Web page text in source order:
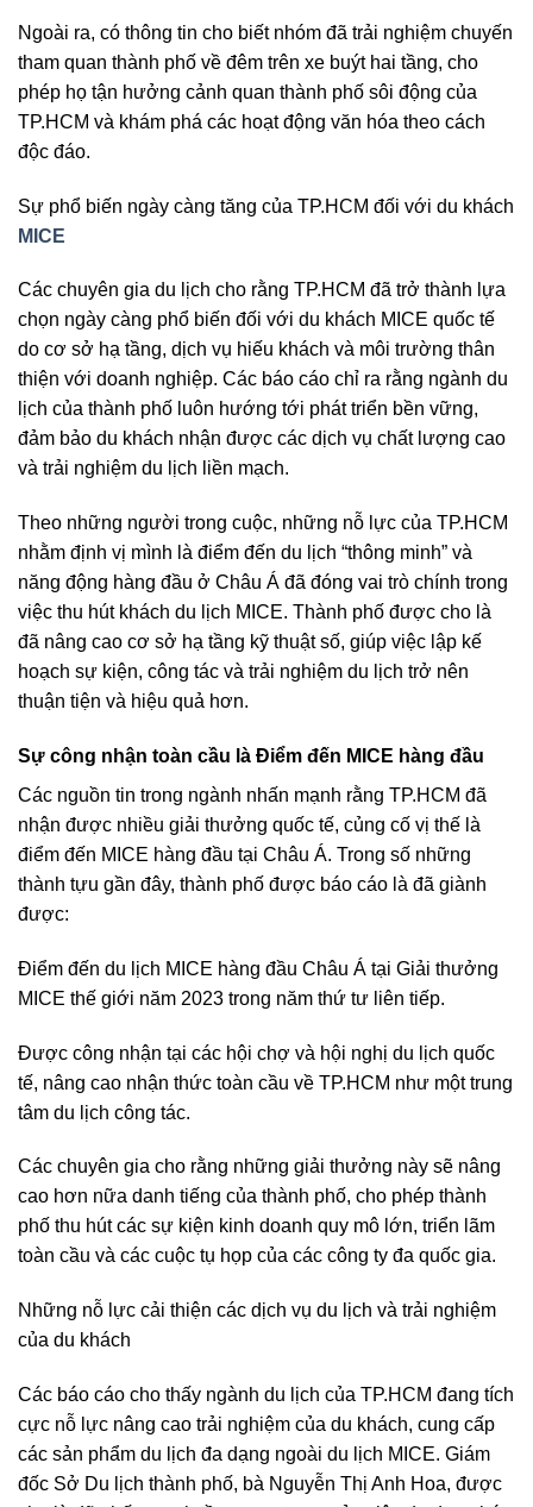
Ngoài ra, có thông tin cho biết nhóm đã trải nghiệm chuyến
tham quan thành phố về đêm trên xe buýt hai tầng, cho
phép họ tận hưởng cảnh quan thành phố sôi động của
TP.HCM và khám phá các hoạt động văn hóa theo cách
độc đáo.
Sự phổ biến ngày càng tăng của TP.HCM đối với du khách
MICE
Các chuyên gia du lịch cho rằng TP.HCM đã trở thành lựa
chọn ngày càng phổ biến đối với du khách MICE quốc tế
do cơ sở hạ tầng, dịch vụ hiếu khách và môi trường thân
thiện với doanh nghiệp. Các báo cáo chỉ ra rằng ngành du
lịch của thành phố luôn hướng tới phát triển bền vững,
đảm bảo du khách nhận được các dịch vụ chất lượng cao
và trải nghiệm du lịch liền mạch.
Theo những người trong cuộc, những nỗ lực của TP.HCM
nhằm định vị mình là điểm đến du lịch “thông minh” và
năng động hàng đầu ở Châu Á đã đóng vai trò chính trong
việc thu hút khách du lịch MICE. Thành phố được cho là
đã nâng cao cơ sở hạ tầng kỹ thuật số, giúp việc lập kế
hoạch sự kiện, công tác và trải nghiệm du lịch trở nên
thuận tiện và hiệu quả hơn.
Sự công nhận toàn cầu là Điểm đến MICE hàng đầu
Các nguồn tin trong ngành nhấn mạnh rằng TP.HCM đã
nhận được nhiều giải thưởng quốc tế, củng cố vị thế là
điểm đến MICE hàng đầu tại Châu Á. Trong số những
thành tựu gần đây, thành phố được báo cáo là đã giành
được:
Điểm đến du lịch MICE hàng đầu Châu Á tại Giải thưởng
MICE thế giới năm 2023 trong năm thứ tư liên tiếp.
Được công nhận tại các hội chợ và hội nghị du lịch quốc
tế, nâng cao nhận thức toàn cầu về TP.HCM như một trung
tâm du lịch công tác.
Các chuyên gia cho rằng những giải thưởng này sẽ nâng
cao hơn nữa danh tiếng của thành phố, cho phép thành
phố thu hút các sự kiện kinh doanh quy mô lớn, triển lãm
toàn cầu và các cuộc tụ họp của các công ty đa quốc gia.
Những nỗ lực cải thiện các dịch vụ du lịch và trải nghiệm
của du khách
Các báo cáo cho thấy ngành du lịch của TP.HCM đang tích
cực nỗ lực nâng cao trải nghiệm của du khách, cung cấp
các sản phẩm du lịch đa dạng ngoài du lịch MICE. Giám
đốc Sở Du lịch thành phố, bà Nguyễn Thị Anh Hoa, được